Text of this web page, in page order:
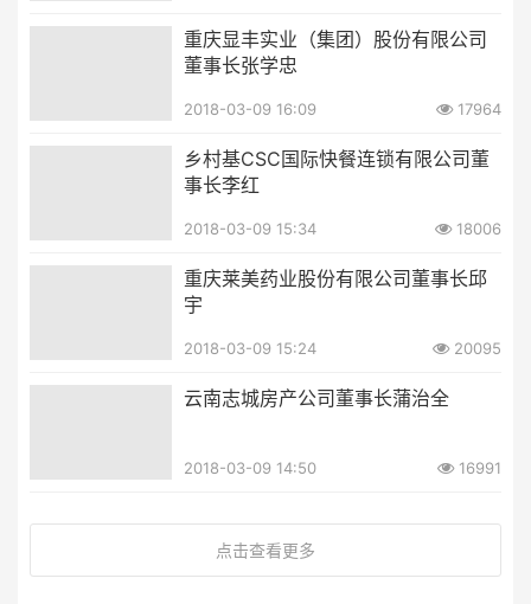
重庆显丰实业（集团）股份有限公司
董事长张学忠
2018-03-09 16:09 17964
乡村基CSC国际快餐连锁有限公司董
事长李红
2018-03-09 15:34 18006
重庆莱美药业股份有限公司董事长邱
宇
2018-03-09 15:24 20095
云南志城房产公司董事长蒲治全
2018-03-09 14:50 16991
点击查看更多